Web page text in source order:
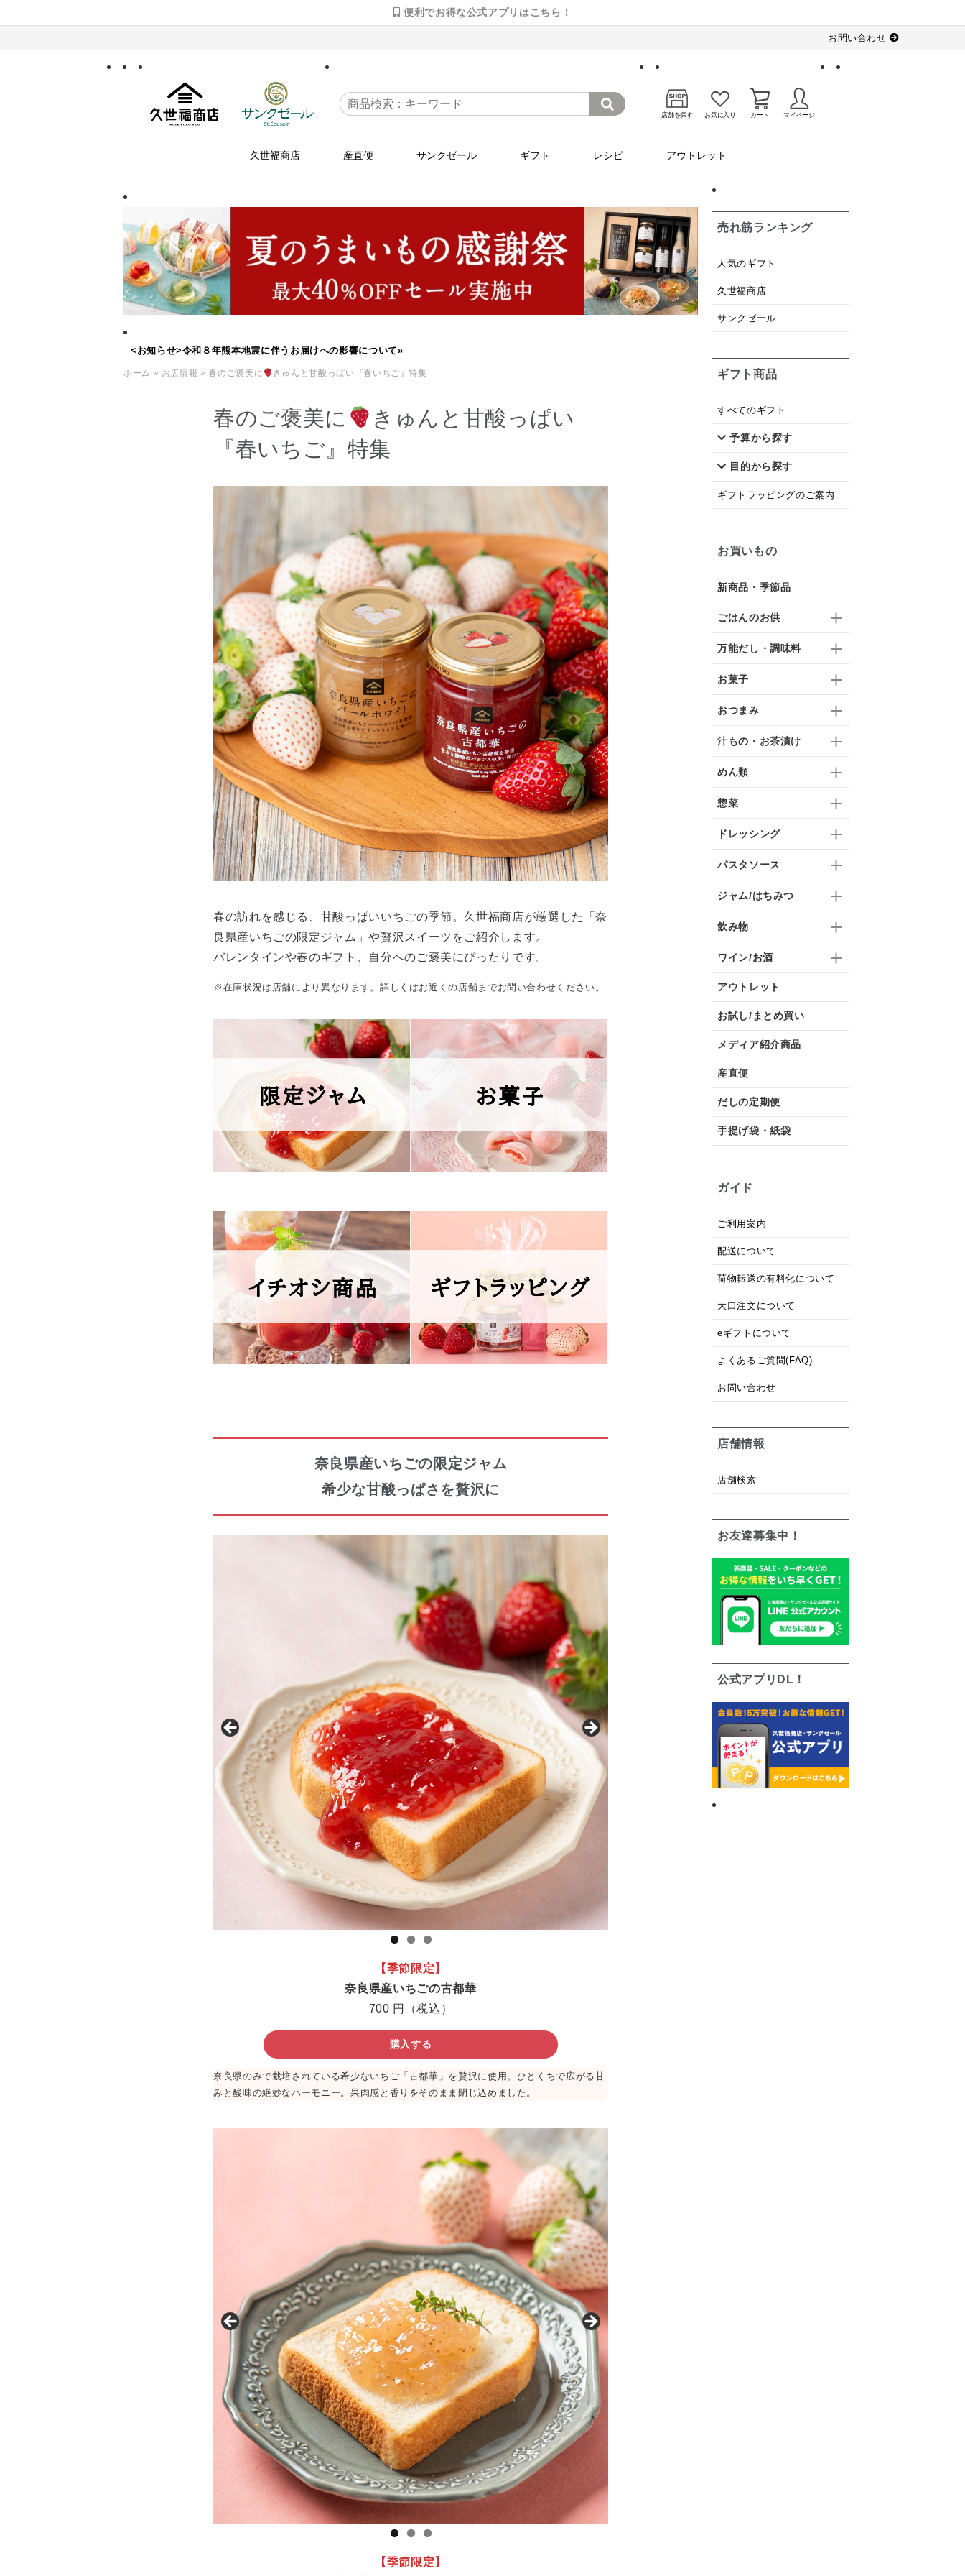
便利でお得な公式アプリはこちら！
お問い合わせ
店舗を探す お気に入り カート マイページ
久世福商店 産直便 サンクゼール ギフト レシピ アウトレット
<お知らせ>令和８年熊本地震に伴うお届けへの影響について»
ホーム » お店情報 » 春のご褒美に きゅんと甘酸っぱい『春いちご』特集
春のご褒美に
きゅんと甘酸っぱい
『春いちご』特集
春の訪れを感じる、甘酸っぱいいちごの季節。久世福商店が厳選した「奈
良県産いちごの限定ジャム」や贅沢スイーツをご紹介します。
バレンタインや春のギフト、自分へのご褒美にぴったりです。
※在庫状況は店舗により異なります。詳しくはお近くの店舗までお問い合わせください。
奈良県産いちごの限定ジャム
希少な甘酸っぱさを贅沢に
【季節限定】
奈良県産いちごの古都華
700 円（税込）
購入する
奈良県のみで栽培されている希少ないちご「古都華」を贅沢に使用。ひとくちで広がる甘
みと酸味の絶妙なハーモニー。果肉感と香りをそのまま閉じ込めました。
【季節限定】
売れ筋ランキング
人気のギフト
久世福商店
サンクゼール
ギフト商品
すべてのギフト
予算から探す
目的から探す
ギフトラッピングのご案内
お買いもの
新商品・季節品
ごはんのお供
万能だし・調味料
お菓子
おつまみ
汁もの・お茶漬け
めん類
惣菜
ドレッシング
パスタソース
ジャム/はちみつ
飲み物
ワイン/お酒
アウトレット
お試し/まとめ買い
メディア紹介商品
産直便
だしの定期便
手提げ袋・紙袋
ガイド
ご利用案内
配送について
荷物転送の有料化について
大口注文について
eギフトについて
よくあるご質問(FAQ)
お問い合わせ
店舗情報
店舗検索
お友達募集中！
公式アプリDL！